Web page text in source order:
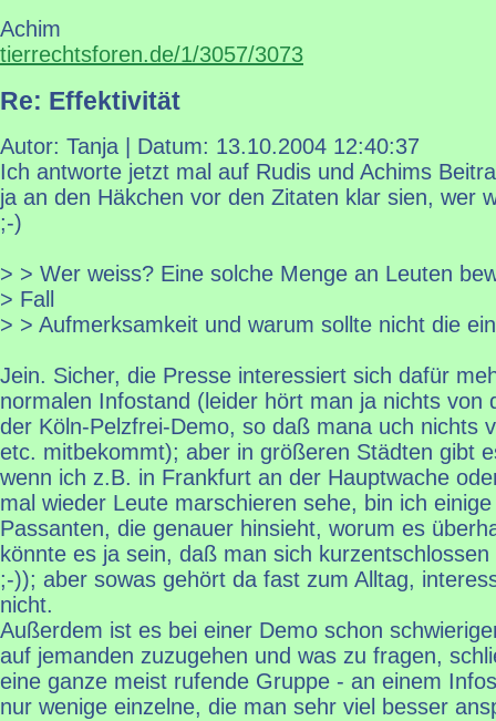
Achim
tierrechtsforen.de/1/3057/3073
Re: Effektivität
Autor: Tanja | Datum: 13.10.2004 12:40:37
Ich antworte jetzt mal auf Rudis und Achims
ja an den Häkchen vor den Zitaten klar sien, wer
;-)
> > Wer weiss? Eine solche Menge an Leuten
> Fall
> > Aufmerksamkeit und warum sollte nicht die
Jein. Sicher, die Presse interessiert sich dafür
normalen Infostand (leider hört man ja nichts von
der Köln-Pelzfrei-Demo, so daß mana uch nichts
etc. mitbekommt); aber in größeren Städten gibt
wenn ich z.B. in Frankfurt an der Hauptwache
mal wieder Leute marschieren sehe, bin ich
Passanten, die genauer hinsieht, worum es
könnte es ja sein, daß man sich
;-)); aber sowas gehört da fast zum Alltag,
nicht.
Außerdem ist es bei einer Demo schon
auf jemanden zuzugehen und was zu fragen,
eine ganze meist rufende Gruppe - an einem
nur wenige einzelne, die man sehr viel besser